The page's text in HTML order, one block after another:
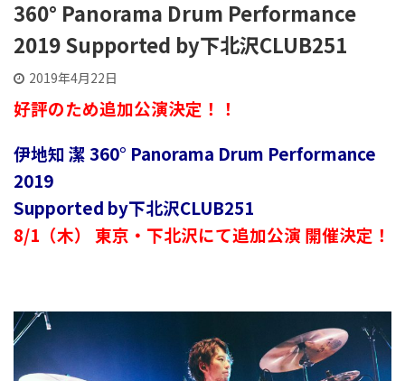
360° Panorama Drum Performance
2019 Supported by下北沢CLUB251
2019年4月22日
好評のため追加公演決定！！
伊地知 潔 360° Panorama Drum Performance
2019
Supported by下北沢CLUB251
8/1（木） 東京・下北沢にて追加公演 開催決定！